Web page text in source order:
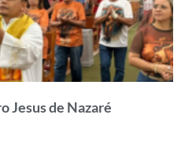
Jesus de Nazaré